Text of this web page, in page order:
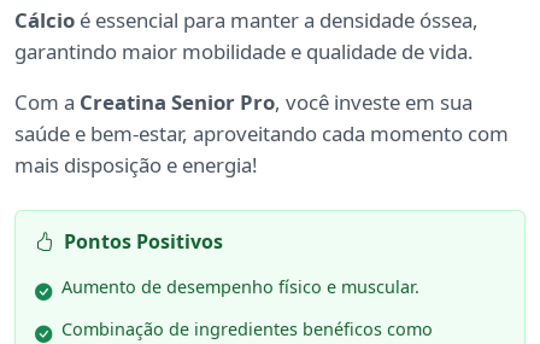
Cálcio é essencial para manter a densidade óssea,
garantindo maior mobilidade e qualidade de vida.
Com a Creatina Senior Pro, você investe em sua
saúde e bem-estar, aproveitando cada momento com
mais disposição e energia!
Pontos Positivos
Aumento de desempenho físico e muscular.
Combinação de ingredientes benéficos como